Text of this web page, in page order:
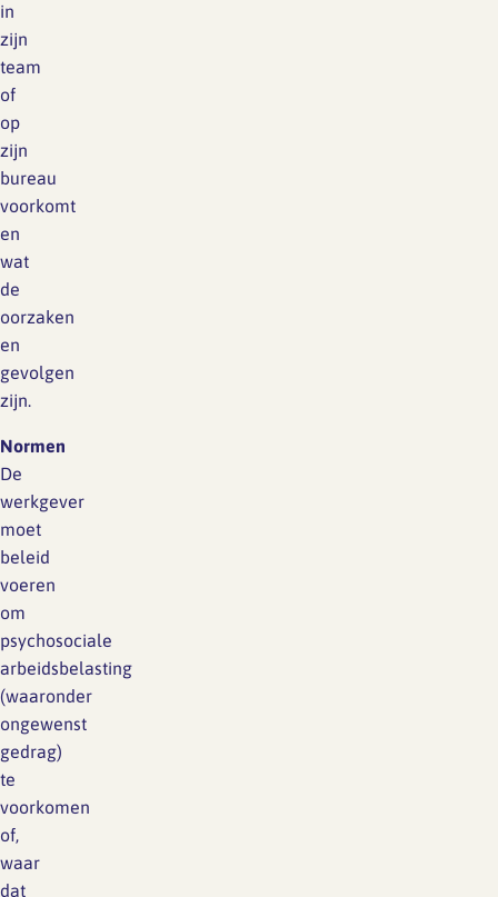
in
zijn
team
of
op
zijn
bureau
voorkomt
en
wat
de
oorzaken
en
gevolgen
zijn.
Normen
De
werkgever
moet
beleid
voeren
om
psychosociale
arbeidsbelasting
(waaronder
ongewenst
gedrag)
te
voorkomen
of,
waar
dat